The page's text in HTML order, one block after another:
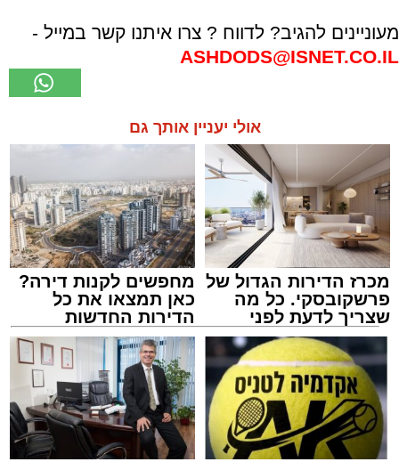
מעוניינים להגיב? לדווח ? צרו איתנו קשר במייל -
ASHDODS@ISNET.CO.IL
אולי יעניין אותך גם
מכרז הדירות הגדול של
פרשקובסקי. כל מה
שצריך לדעת לפני
שמגישים הצעה לדירה
באשדוד
מחפשים לקנות דירה?
כאן תמצאו את כל
הדירות החדשות
למכירה באשדוד >>>